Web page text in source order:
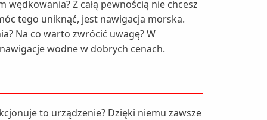
wędkowania? Z całą pewnością nie chcesz
tego uniknąć, jest nawigacja morska.
Na co warto zwrócić uwagę? W
wodne w dobrych cenach.
to urządzenie? Dzięki niemu zawsze